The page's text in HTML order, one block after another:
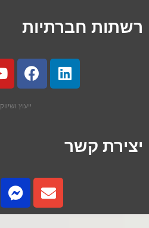
רשתות חברתיות
ייעוץ ושיווק
יצירת קשר